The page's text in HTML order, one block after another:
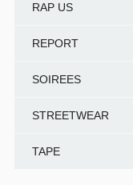
RAP US
REPORT
SOIREES
STREETWEAR
TAPE